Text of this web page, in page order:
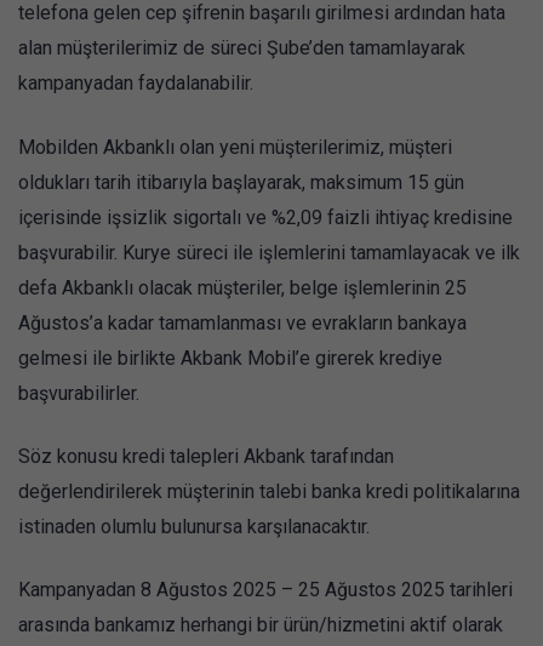
telefona gelen cep şifrenin başarılı girilmesi ardından hata
alan müşterilerimiz de süreci Şube’den tamamlayarak
kampanyadan faydalanabilir.
Mobilden Akbanklı olan yeni müşterilerimiz, müşteri
oldukları tarih itibarıyla başlayarak, maksimum 15 gün
içerisinde işsizlik sigortalı ve %2,09 faizli ihtiyaç kredisine
başvurabilir. Kurye süreci ile işlemlerini tamamlayacak ve ilk
defa Akbanklı olacak müşteriler, belge işlemlerinin 25
Ağustos’a kadar tamamlanması ve evrakların bankaya
gelmesi ile birlikte Akbank Mobil’e girerek krediye
başvurabilirler.
Söz konusu kredi talepleri Akbank tarafından
değerlendirilerek müşterinin talebi banka kredi politikalarına
istinaden olumlu bulunursa karşılanacaktır.
Kampanyadan 8 Ağustos 2025 – 25 Ağustos 2025 tarihleri
arasında bankamız herhangi bir ürün/hizmetini aktif olarak